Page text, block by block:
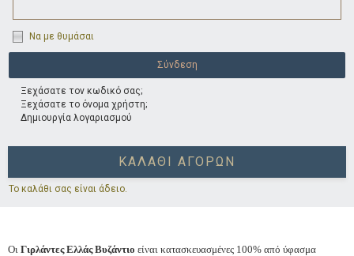
Να με θυμάσαι
Ξεχάσατε τον κωδικό σας;
Ξεχάσατε το όνομα χρήστη;
Δημιουργία λογαριασμού
ΚΑΛΆΘΙ ΑΓΟΡΏΝ
Το καλάθι σας είναι άδειο.
Οι Γιρλάντες Ελλάς Βυζάντιο είναι κατασκευασμένες 100% από ύφασμα